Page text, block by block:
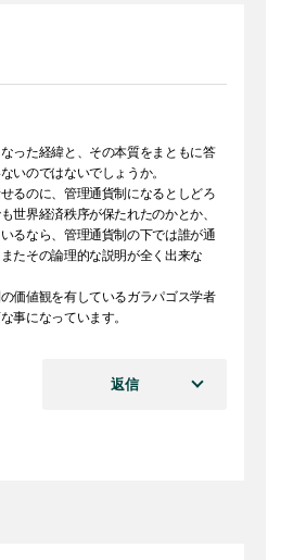
った経緯と、その本質をまともに答
いのではないでしょうか。
るのに、管理通貨制になるとしどろ
世界経済秩序が保たれたのかとか、
るなら、管理通貨制の下では誰が通
たその論理的な説明が全く出来な
価値観を有しているガラパゴス学者
事になっています。
返信